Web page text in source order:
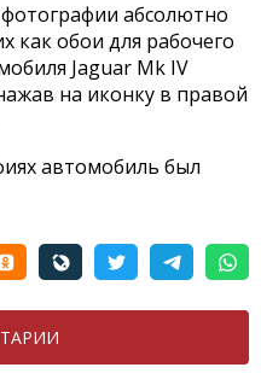
абсолютно
как обои для рабочего
Jaguar Mk IV
на иконку в правой
автомобиль был